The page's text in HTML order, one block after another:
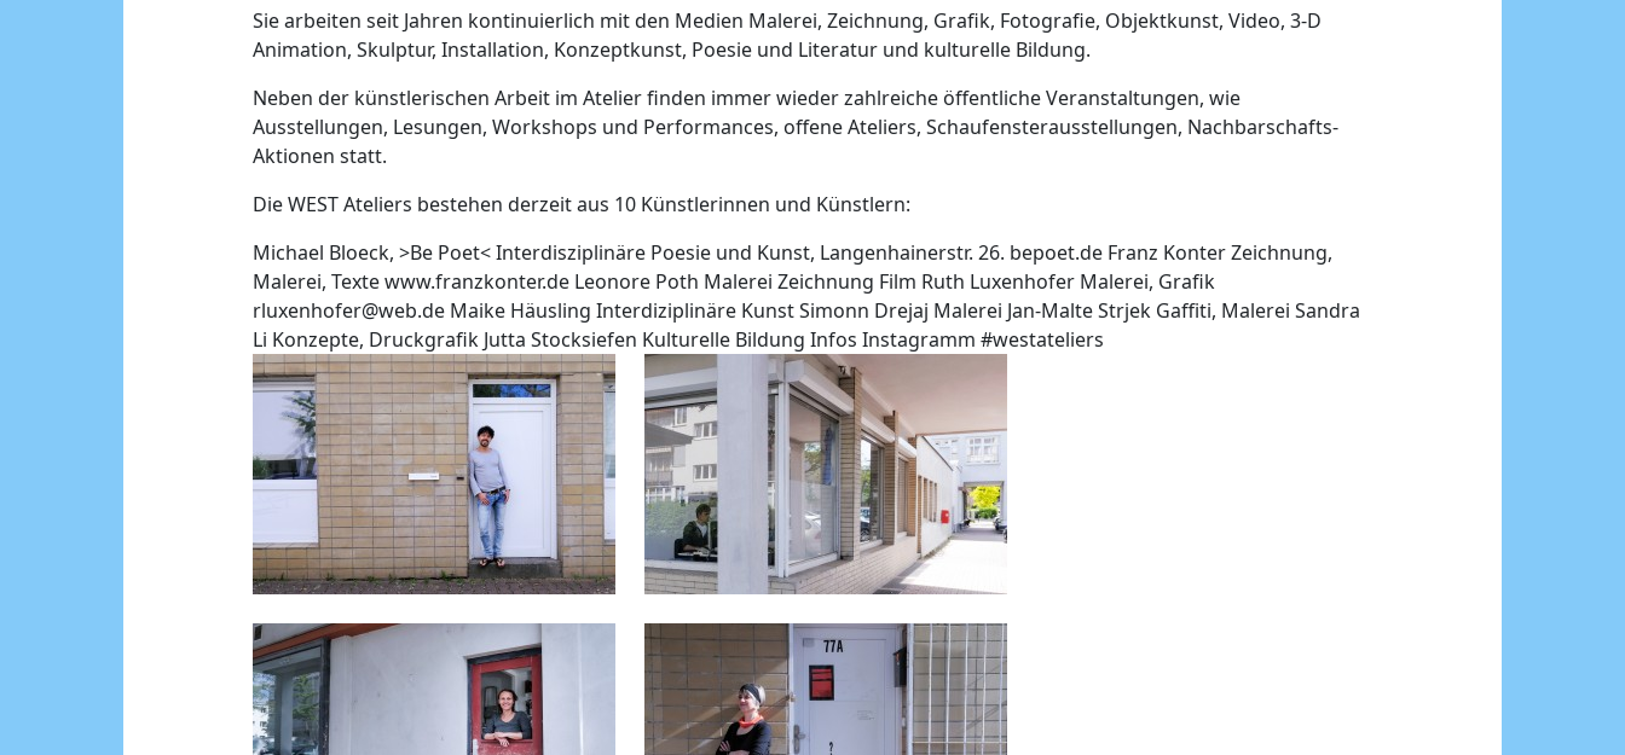
Sie arbeiten seit Jahren kontinuierlich mit den Medien Malerei, Zeichnung, Grafik, Fotografie, Objektkunst, Video, 3-D
Animation, Skulptur, Installation, Konzeptkunst, Poesie und Literatur und kulturelle Bildung.
Neben der künstlerischen Arbeit im Atelier finden immer wieder zahlreiche öffentliche Veranstaltungen, wie
Ausstellungen, Lesungen, Workshops und Performances, offene Ateliers, Schaufensterausstellungen, Nachbarschafts-
Aktionen statt.
Die WEST Ateliers bestehen derzeit aus 10 Künstlerinnen und Künstlern:
Michael Bloeck, >Be Poet< Interdisziplinäre Poesie und Kunst, Langenhainerstr. 26. bepoet.de Franz Konter Zeichnung,
Malerei, Texte www.franzkonter.de Leonore Poth Malerei Zeichnung Film Ruth Luxenhofer Malerei, Grafik
rluxenhofer@web.de Maike Häusling Interdiziplinäre Kunst Simonn Drejaj Malerei Jan-Malte Strjek Gaffiti, Malerei Sandra
Li Konzepte, Druckgrafik Jutta Stocksiefen Kulturelle Bildung Infos Instagramm #westateliers